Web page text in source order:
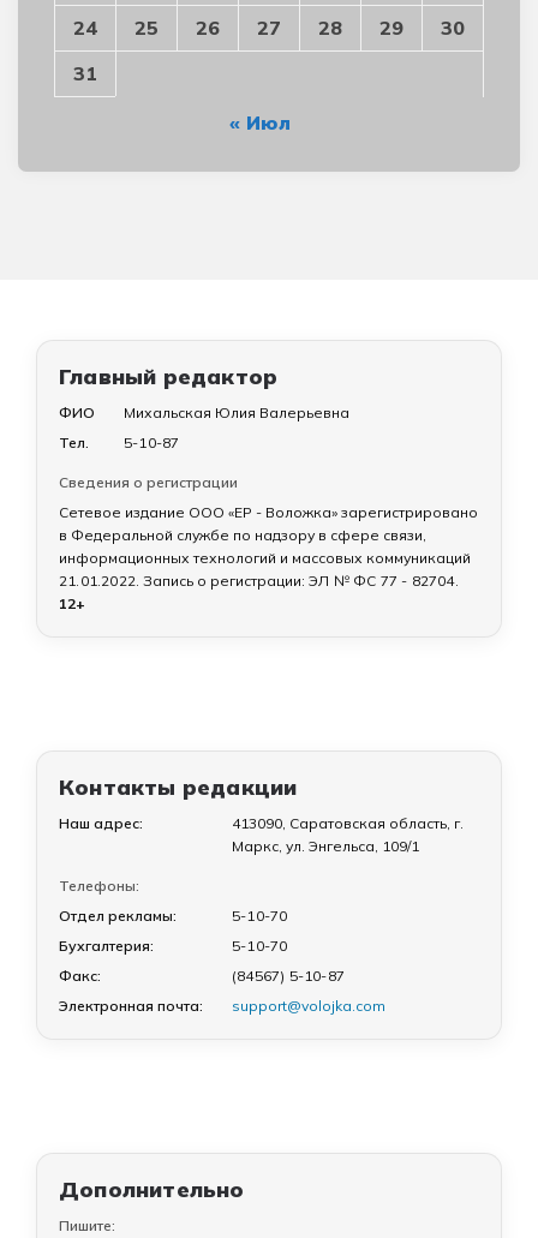
24
25 26 27 28 29
30
31
« Июл
Главный редактор
ФИО
Михальская Юлия Валерьевна
Тел.
5-10-87
Сведения о регистрации
Сетевое издание ООО «ЕР - Воложка» зарегистрировано
в Федеральной службе по надзору в сфере связи,
информационных технологий и массовых коммуникаций
21.01.2022 . Запись о регистрации: ЭЛ № ФС 77 - 82704.
12+
Контакты редакции
Наш адрес:
413090, Саратовская область, г.
Маркс, ул. Энгельса, 109/1
Телефоны:
Отдел рекламы:
5-10-70
Бухгалтерия:
5-10-70
Факс:
(84567) 5-10-87
Электронная почта:
support@volojka.com
Дополнительно
Пишите: